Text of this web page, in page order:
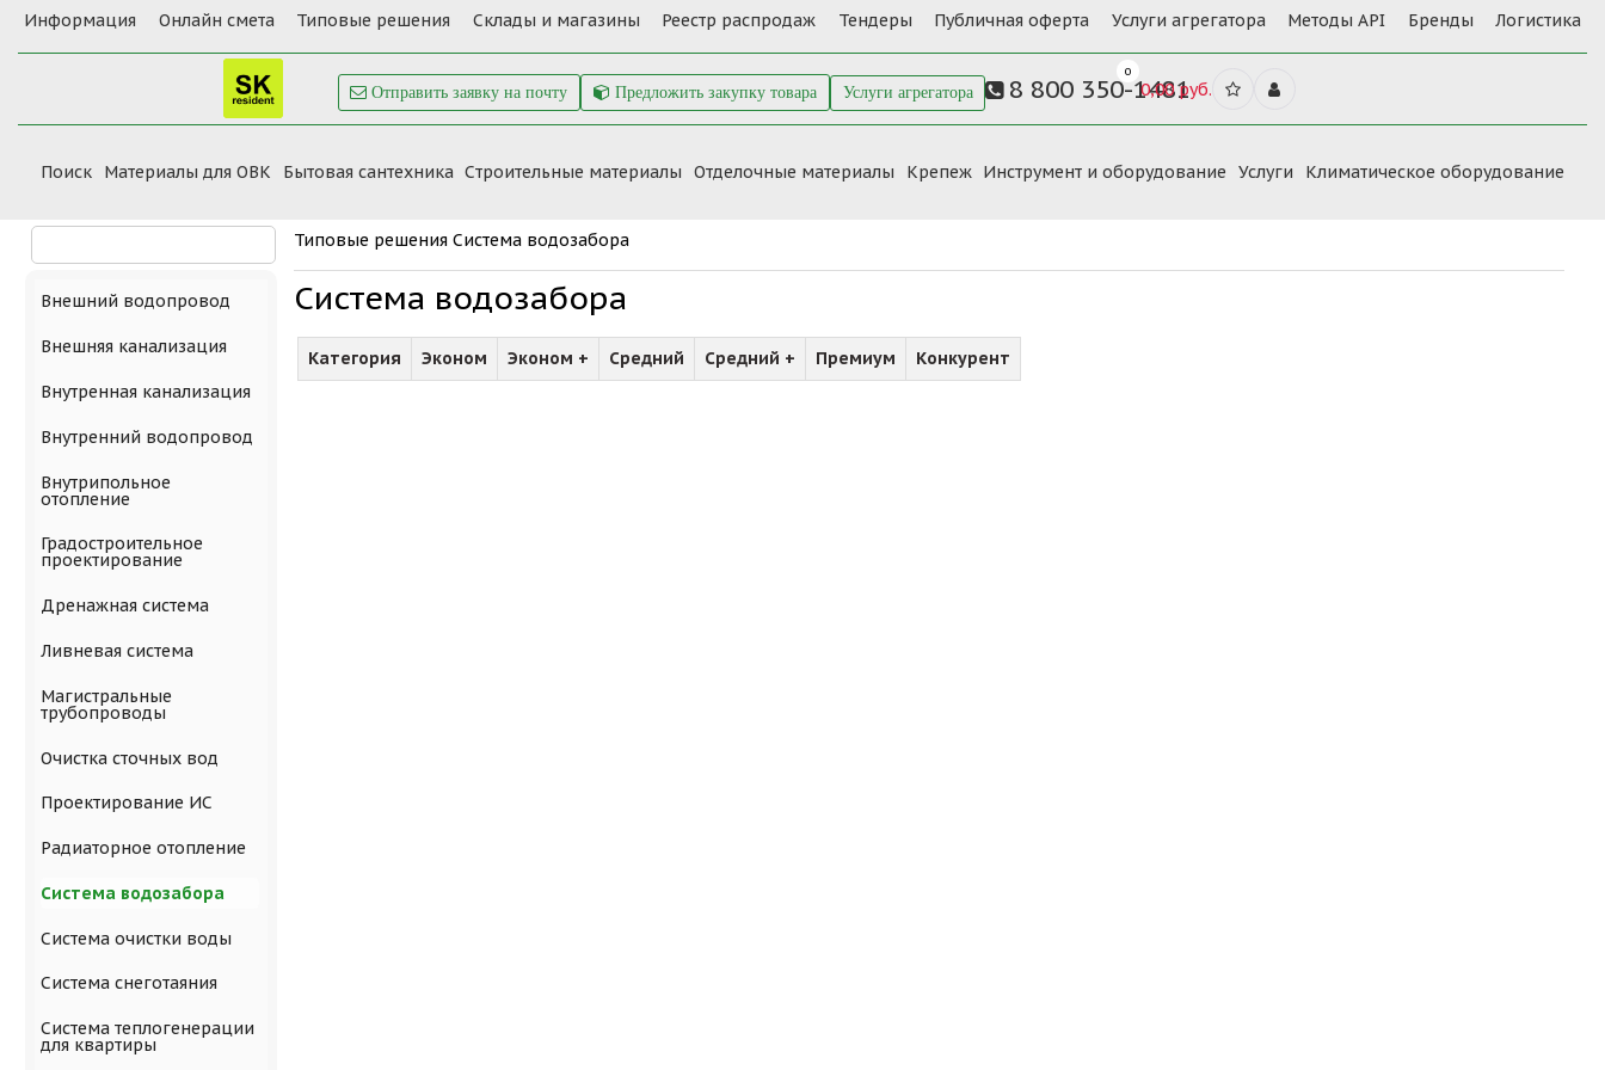
Информация Онлайн смета Типовые решения Склады и магазины Реестр распродаж Тендеры Публичная оферта Услуги агрегатора Методы API Бренды Логистика
Отправить заявку на почту Предложить закупку товара Услуги агрегатора 8 800 350-1481
0
0,00 руб.
Поиск Материалы для ОВК Бытовая сантехника Cтроительные материалы Отделочные материалы Крепеж Инструмент и оборудование Услуги Климатическое оборудование
Типовые решения Система водозабора
Система водозабора
Категория Эконом Эконом + Средний Средний + Премиум Конкурент
Внешний водопровод
Внешняя канализация
Внутренная канализация
Внутренний водопровод
Внутрипольное
отопление
Градостроительное
проектирование
Дренажная система
Ливневая система
Магистральные
трубопроводы
Очистка сточных вод
Проектирование ИС
Радиаторное отопление
Система водозабора
Система очистки воды
Система снеготаяния
Система теплогенерации
для квартиры